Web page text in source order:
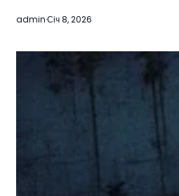
admin·Січ 8, 2026